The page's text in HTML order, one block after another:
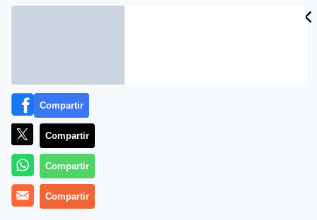
Más información
Compartir
Compartir
Compartir
Compartir